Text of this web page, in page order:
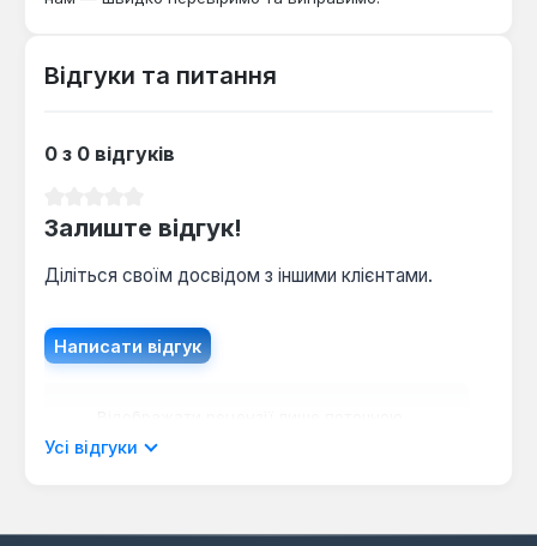
Відгуки та питання
0 з 0 відгуків
Залиште відгук!
Діліться своїм досвідом з іншими клієнтами.
Написати відгук
мовою.
Усі відгуки